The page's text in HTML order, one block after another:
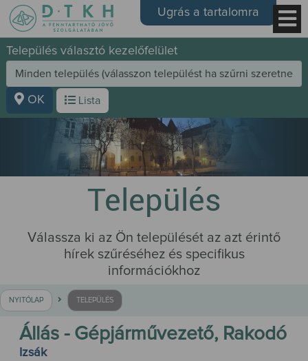
Ugrás a tartalomra
Település választó kezelőfelület
OK Lista
Település
Válassza ki az Ön települését az azt érintő
hírek szűréséhez és specifikus
információkhoz
NYITÓLAP TELEPÜLÉS
Állás - Gépjárművezető, Rakodó
Izsák